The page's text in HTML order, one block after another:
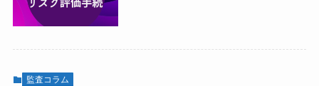
監査コラム